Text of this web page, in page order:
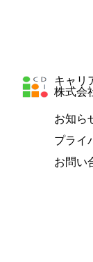
キャリ
株式会
お知ら
プライ
お問い